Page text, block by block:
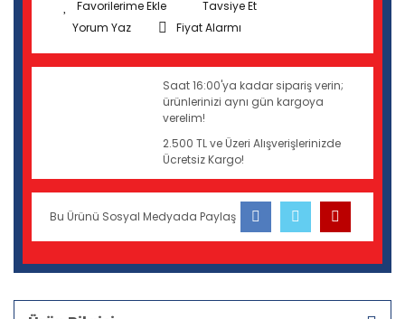
Tavsiye Et
Yorum Yaz
Fiyat Alarmı
Saat 16:00'ya kadar sipariş verin;
ürünlerinizi aynı gün kargoya
verelim!
2.500 TL ve Üzeri Alışverişlerinizde
Ücretsiz Kargo!
Bu Ürünü Sosyal Medyada Paylaş